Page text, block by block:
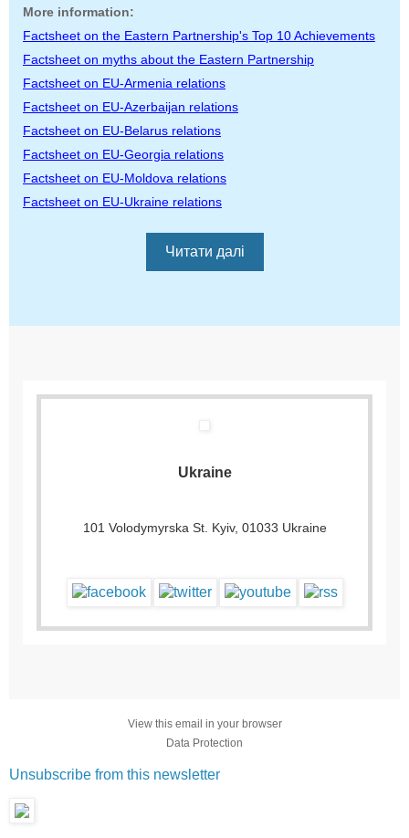
More information:
Factsheet on the Eastern Partnership's Top 10 Achievements
Factsheet on myths about the Eastern Partnership
Factsheet on EU-Armenia relations
Factsheet on EU-Azerbaijan relations
Factsheet on EU-Belarus relations
Factsheet on EU-Georgia relations
Factsheet on EU-Moldova relations
Factsheet on EU-Ukraine relations
Читати далі
Ukraine
101 Volodymyrska St. Kyiv, 01033 Ukraine
View this email in your browser
Data Protection
Unsubscribe from this newsletter